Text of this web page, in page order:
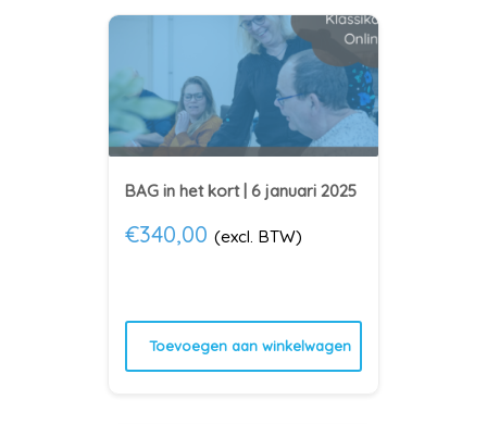
BAG in het kort | 6 januari 2025
€340,00 (excl. BTW)
Toevoegen aan winkelwagen